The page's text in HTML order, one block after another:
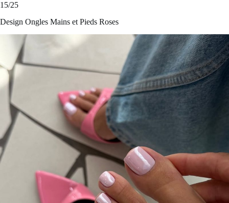
15/25
Design Ongles Mains et Pieds Roses